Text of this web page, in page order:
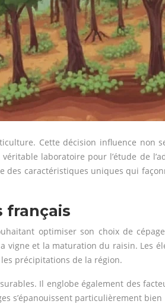
Cette décision influence
laboratoire pour l’étude de
caractéristiques uniques qui
français
optimiser son choix de
et la maturation du raisin. Les
précipitations de la région.
Il englobe également des
particulièrement